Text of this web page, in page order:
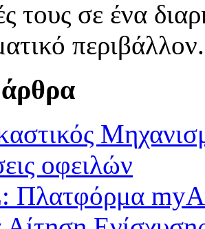
τους σε ένα
περιβάλλον.
οφειλών